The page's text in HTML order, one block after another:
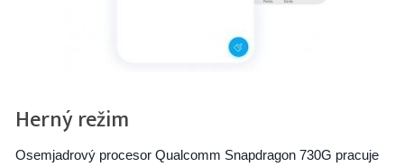
Herný režim
Osemjadrový procesor Qualcomm Snapdragon 730G pracuje